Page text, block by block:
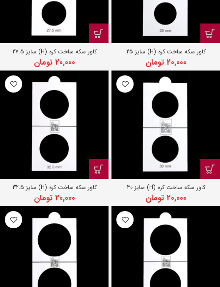
کاور سکه ساخت کره (H) سایز 25
20,000 تومان
کاور سکه ساخت کره (H) سایز 27.5
20,000 تومان
کاور سکه ساخت کره (H) سایز 30
20,000 تومان
کاور سکه ساخت کره (H) سایز 32.5
20,000 تومان